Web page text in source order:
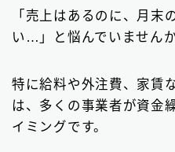
近畿地方のファクタリング
九州地方のファクタリング
福岡県のファクタリング会
「売上はあるのに、月末
い…」と悩んでいません
特に給料や外注費、家賃
は、多くの事業者が資金
イミングです。